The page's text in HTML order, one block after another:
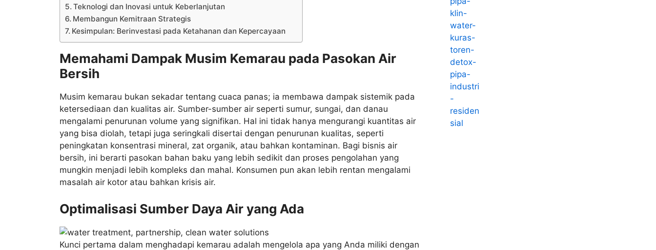
Teknologi dan Inovasi untuk Keberlanjutan
Membangun Kemitraan Strategis
Kesimpulan: Berinvestasi pada Ketahanan dan Kepercayaan
Memahami Dampak Musim Kemarau pada Pasokan Air
Bersih
Musim kemarau bukan sekadar tentang cuaca panas; ia membawa dampak sistemik pada
ketersediaan dan kualitas air. Sumber-sumber air seperti sumur, sungai, dan danau
mengalami penurunan volume yang signifikan. Hal ini tidak hanya mengurangi kuantitas air
yang bisa diolah, tetapi juga seringkali disertai dengan penurunan kualitas, seperti
peningkatan konsentrasi mineral, zat organik, atau bahkan kontaminan. Bagi bisnis air
bersih, ini berarti pasokan bahan baku yang lebih sedikit dan proses pengolahan yang
mungkin menjadi lebih kompleks dan mahal. Konsumen pun akan lebih rentan mengalami
masalah air kotor atau bahkan krisis air.
Optimalisasi Sumber Daya Air yang Ada
Kunci pertama dalam menghadapi kemarau adalah mengelola apa yang Anda miliki dengan